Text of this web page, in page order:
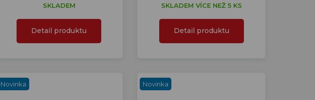
SKLADEM
Detail produktu
SKLADEM VÍCE NEŽ 5 KS
Detail produktu
Novinka Novinka